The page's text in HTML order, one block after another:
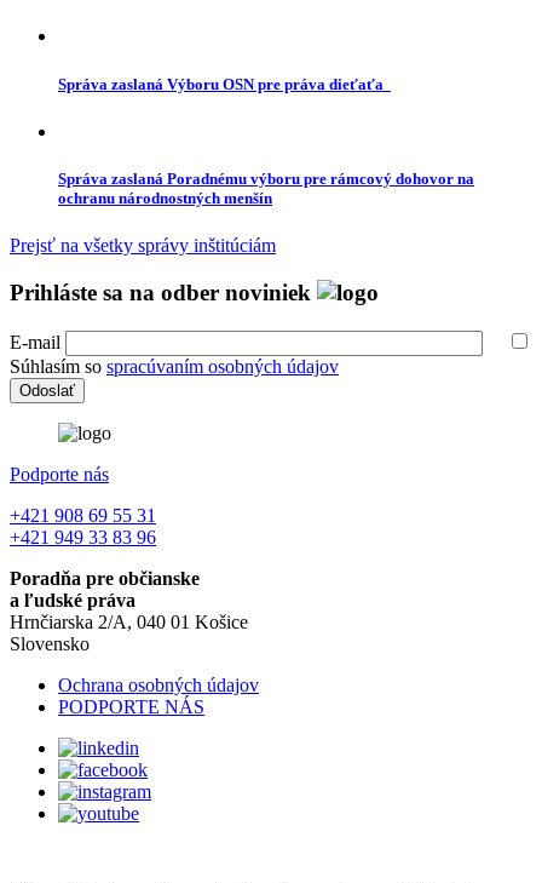
Správa zaslaná Výboru OSN pre práva dieťaťa
Správa zaslaná Poradnému výboru pre rámcový dohovor na
ochranu národnostných menšín
Prejsť na všetky správy inštitúciám
Prihláste sa na odber noviniek
E-mail
Súhlasím so spracúvaním osobných údajov
Podporte nás
+421 908 69 55 31
+421 949 33 83 96
Poradňa pre občianske
a ľudské práva
Hrnčiarska 2/A, 040 01 Košice
Slovensko
Ochrana osobných údajov
PODPORTE NÁS